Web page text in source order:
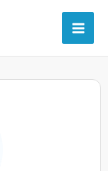
پرش
محتوا
Main
Menu